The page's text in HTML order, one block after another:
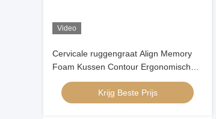
Video
Cervicale ruggengraat Align Memory
Foam Kussen Contour Ergonomische
vlindervormige
Krijg Beste Prijs